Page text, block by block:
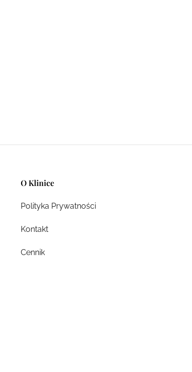
O Klinice
Polityka Prywatności
Kontakt
Cennik